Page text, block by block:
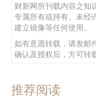
财新网所刊载内容之知
专属所有或持有。未经
建立镜像等任何使用。
如有意愿转载，请发邮
确认及授权后，方可转
推荐阅读